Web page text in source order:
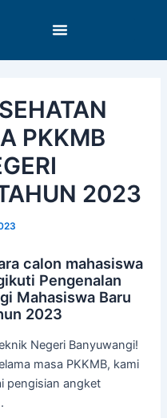
PKKMB
2023
calon mahasiswa
Pengenalan
Mahasiswa Baru
2023
Negeri Banyuwangi!
masa PKKMB, kami
pengisian angket